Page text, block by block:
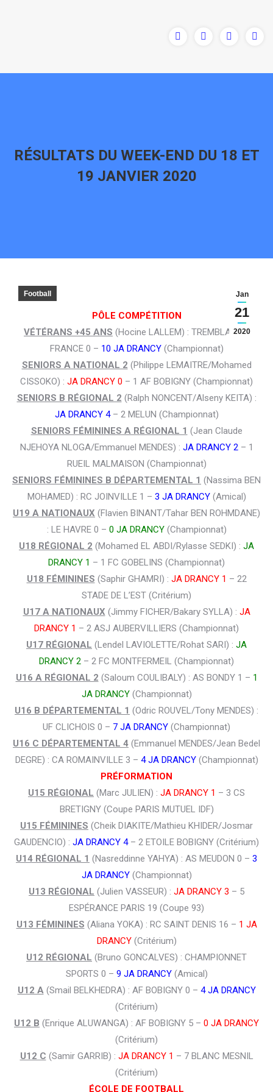
RÉSULTATS DU WEEK-END DU 18 ET
19 JANVIER 2020
Jan
21
2020
Football
PÔLE COMPÉTITION
VÉTÉRANS +45 ANS (Hocine LALLEM) : TREMBLAY EN
FRANCE 0 – 10 JA DRANCY(Championnat)
SENIORS A NATIONAL 2 (Philippe LEMAITRE/Mohamed
CISSOKO) : JA DRANCY 0 – 1 AF BOBIGNY (Championnat)
SENIORS B RÉGIONAL 2 (Ralph NONCENT/Alseny KEITA) :
JA DRANCY 4– 2 MELUN (Championnat)
SENIORS FÉMININES A RÉGIONAL 1 (Jean Claude
NJEHOYA NLOGA/Emmanuel MENDES) : JA DRANCY 2– 1
RUEIL MALMAISON (Championnat)
SENIORS FÉMININES B DÉPARTEMENTAL 1 (Nassima BEN
MOHAMED) : RC JOINVILLE 1 – 3 JA DRANCY(Amical)
U19 A NATIONAUX (Flavien BINANT/Tahar BEN ROHMDANE)
: LE HAVRE 0 – 0 JA DRANCY(Championnat)
U18 RÉGIONAL 2 (Mohamed EL ABDI/Rylasse SEDKI) : JA
DRANCY 1 – 1 FC GOBELINS (Championnat)
U18 FÉMININES (Saphir GHAMRI) : JA DRANCY 1 – 22
STADE DE L’EST (Critérium)
U17 A NATIONAUX (Jimmy FICHER/Bakary SYLLA) : JA
DRANCY 1 – 2 ASJ AUBERVILLIERS (Championnat)
U17 RÉGIONAL (Lendel LAVIOLETTE/Rohat SARI) : JA
DRANCY 2 – 2 FC MONTFERMEIL (Championnat)
U16 A RÉGIONAL 2 (Saloum COULIBALY) : AS BONDY 1 – 1
JA DRANCY(Championnat)
U16 B DÉPARTEMENTAL 1 (Odric ROUVEL/Tony MENDES) :
UF CLICHOIS 0 – 7 JA DRANCY (Championnat)
U16 C DÉPARTEMENTAL 4 (Emmanuel MENDES/Jean Bedel
DEGRE) : CA ROMAINVILLE 3 – 4 JA DRANCY(Championnat)
PRÉFORMATION
U15 RÉGIONAL (Marc JULIEN) : JA DRANCY 1 – 3 CS
BRETIGNY (Coupe PARIS MUTUEL IDF)
U15 FÉMININES (Cheik DIAKITE/Mathieu KHIDER/Josmar
GAUDENCIO) : JA DRANCY 4– 2 ETOILE BOBIGNY (Critérium)
U14 RÉGIONAL 1 (Nasreddinne YAHYA) : AS MEUDON 0 – 3
JA DRANCY(Championnat)
U13 RÉGIONAL (Julien VASSEUR) : JA DRANCY 3 – 5
ESPÉRANCE PARIS 19 (Coupe 93)
U13 FÉMININES (Aliana YOKA) : RC SAINT DENIS 16 – 1 JA
DRANCY(Critérium)
U12 RÉGIONAL (Bruno GONCALVES) : CHAMPIONNET
SPORTS 0 – 9 JA DRANCY(Amical)
U12 A(Smail BELKHEDRA) : AF BOBIGNY 0 – 4 JA DRANCY
(Critérium)
U12 B (Enrique ALUWANGA) : AF BOBIGNY 5 – 0 JA DRANCY
(Critérium)
U12 C (Samir GARRIB) : JA DRANCY 1 – 7 BLANC MESNIL
(Critérium)
ÉCOLE DE FOOTBALL